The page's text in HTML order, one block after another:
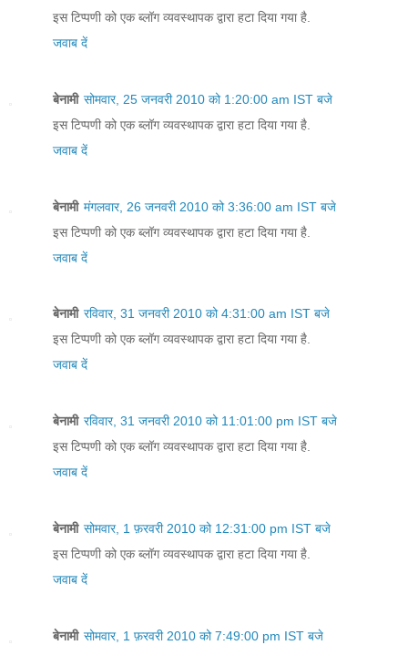
इस टिप्पणी को एक ब्लॉग व्यवस्थापक द्वारा हटा दिया गया है.
जवाब दें
बेनामी सोमवार, 25 जनवरी 2010 को 1:20:00 am IST बजे
इस टिप्पणी को एक ब्लॉग व्यवस्थापक द्वारा हटा दिया गया है.
जवाब दें
बेनामी मंगलवार, 26 जनवरी 2010 को 3:36:00 am IST बजे
इस टिप्पणी को एक ब्लॉग व्यवस्थापक द्वारा हटा दिया गया है.
जवाब दें
बेनामी रविवार, 31 जनवरी 2010 को 4:31:00 am IST बजे
इस टिप्पणी को एक ब्लॉग व्यवस्थापक द्वारा हटा दिया गया है.
जवाब दें
बेनामी रविवार, 31 जनवरी 2010 को 11:01:00 pm IST बजे
इस टिप्पणी को एक ब्लॉग व्यवस्थापक द्वारा हटा दिया गया है.
जवाब दें
बेनामी सोमवार, 1 फ़रवरी 2010 को 12:31:00 pm IST बजे
इस टिप्पणी को एक ब्लॉग व्यवस्थापक द्वारा हटा दिया गया है.
जवाब दें
बेनामी सोमवार, 1 फ़रवरी 2010 को 7:49:00 pm IST बजे